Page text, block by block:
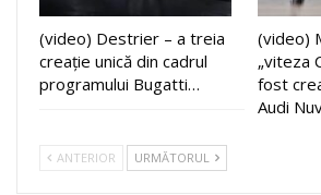
(video) Destrier – a treia
creație unică din cadrul
programului Bugatti…
(video)
„viteza
fost
Audi
ANTERIOR URMĂTORUL